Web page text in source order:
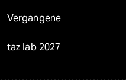
Vergangene
taz lab 2027